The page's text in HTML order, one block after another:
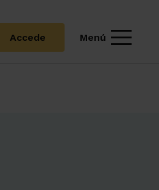
Accede Menú